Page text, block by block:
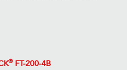
® FT-200-4B